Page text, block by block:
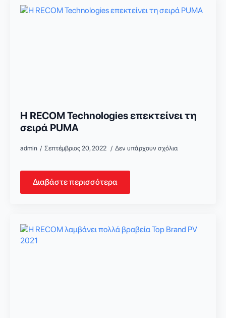
Η RECOM Technologies επεκτείνει τη
σειρά PUMA
admin Σεπτέμβριος 20, 2022 Δεν υπάρχουν σχόλια
Διαβάστε περισσότερα